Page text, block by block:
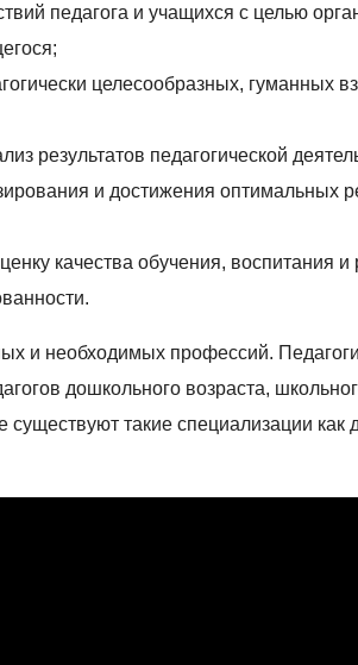
педагога и учащихся с целью
целесообразных, гуманных
результатов педагогической
и достижения оптимальных
качества обучения, воспитания
и необходимых профессий.
дошкольного возраста,
такие специализации как